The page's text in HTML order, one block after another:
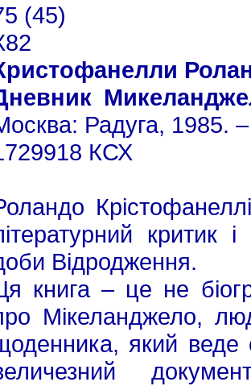
(45)
Радуга, 1985.
КСХ
критик
Відродження.
книга – це не
Мікеланджело,
який веде